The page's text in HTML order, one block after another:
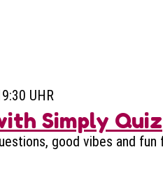
UHR
Simply Quiz
good vibes and